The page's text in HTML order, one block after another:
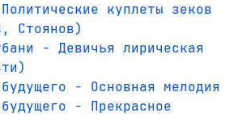
куплеты зеков
Стоянов)
- Девичья лирическая
- Основная мелодия
- Прекрасное